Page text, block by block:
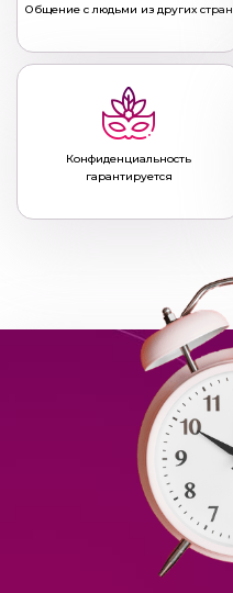
Общение с людьми из других стран
Конфиденциальность
гарантируется